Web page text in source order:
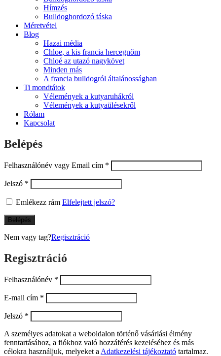
Hímzés
Bulldoghordozó táska
Méretvétel
Blog
Hazai média
Chloe, a kis francia hercegnőm
Chloé az utazó nagykövet
Minden más
A francia bulldogról általánosságban
Ti mondtátok
Vélemények a kutyaruhákról
Vélemények a kutyaülésekről
Rólam
Kapcsolat
Belépés
Felhasználónév vagy Email cím *
Jelszó *
Emlékezz rám Elfelejtett jelszó?
Belépés
Nem vagy tag?Regisztráció
Regisztráció
Felhasználónév *
E-mail cím *
Jelszó *
A személyes adatokat a weboldalon történő vásárlási élmény
fenntartásához, a fiókhoz való hozzáférés kezeléséhez és más
célokra használjuk, melyeket a Adatkezelési tájékoztató tartalmaz.